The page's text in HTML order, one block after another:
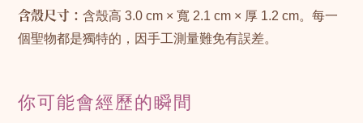
含殼尺寸： 含殼高 3.0 cm × 寬 2.1 cm × 厚 1.2 cm。每一
個聖物都是獨特的，因手工測量難免有誤差。
你可能會經歷的瞬間